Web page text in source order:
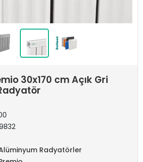
30x170 cm Açık Gri
Radyatörler